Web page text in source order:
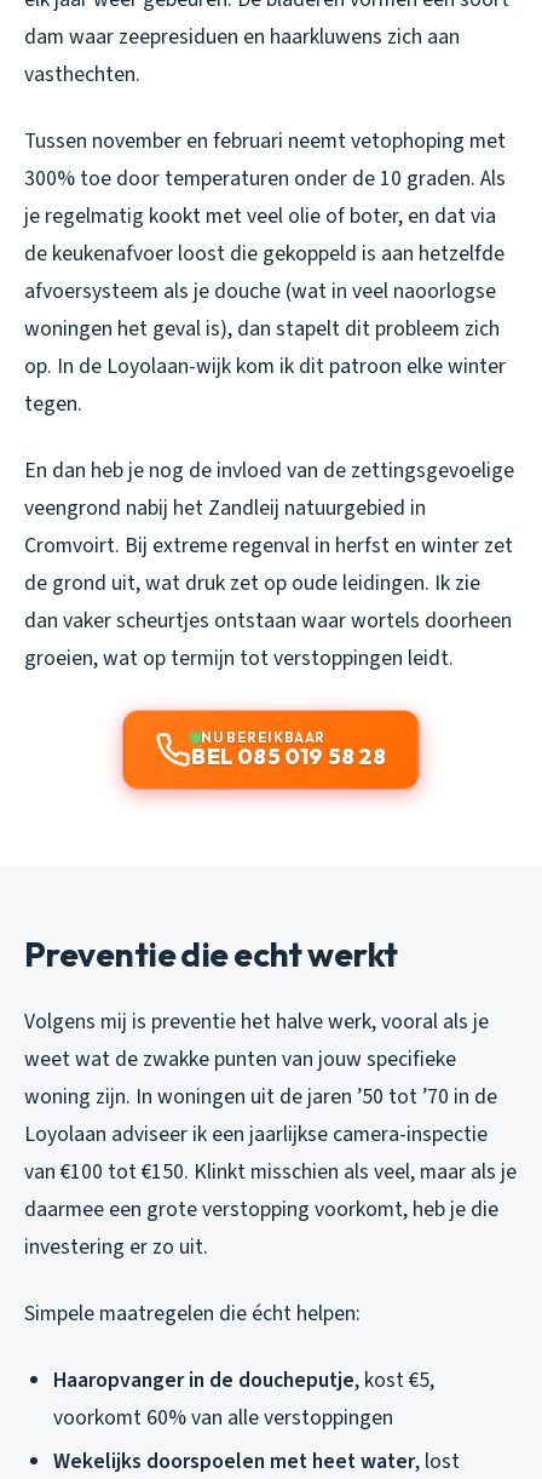
dam waar zeepresiduen en haarkluwens zich aan
vasthechten.
Tussen november en februari neemt vetophoping met
300% toe door temperaturen onder de 10 graden. Als
je regelmatig kookt met veel olie of boter, en dat via
de keukenafvoer loost die gekoppeld is aan hetzelfde
afvoersysteem als je douche (wat in veel naoorlogse
woningen het geval is), dan stapelt dit probleem zich
op. In de Loyolaan-wijk kom ik dit patroon elke winter
tegen.
En dan heb je nog de invloed van de zettingsgevoelige
veengrond nabij het Zandleij natuurgebied in
Cromvoirt. Bij extreme regenval in herfst en winter zet
de grond uit, wat druk zet op oude leidingen. Ik zie
dan vaker scheurtjes ontstaan waar wortels doorheen
groeien, wat op termijn tot verstoppingen leidt.
NU BEREIKBAAR
BEL 085 019 58 28
Preventie die echt werkt
Volgens mij is preventie het halve werk, vooral als je
weet wat de zwakke punten van jouw specifieke
woning zijn. In woningen uit de jaren ’50 tot ’70 in de
Loyolaan adviseer ik een jaarlijkse camera-inspectie
van €100 tot €150. Klinkt misschien als veel, maar als je
daarmee een grote verstopping voorkomt, heb je die
investering er zo uit.
Simpele maatregelen die écht helpen:
Haaropvanger in de doucheputje, kost €5,
voorkomt 60% van alle verstoppingen
Wekelijks doorspoelen met heet water, lost